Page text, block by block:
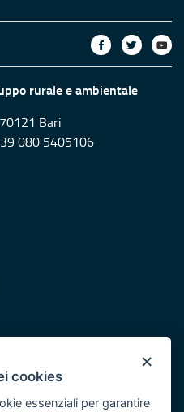
rurale e ambientale
Bari
080 5405106
×
cookies
essenziali per garantire